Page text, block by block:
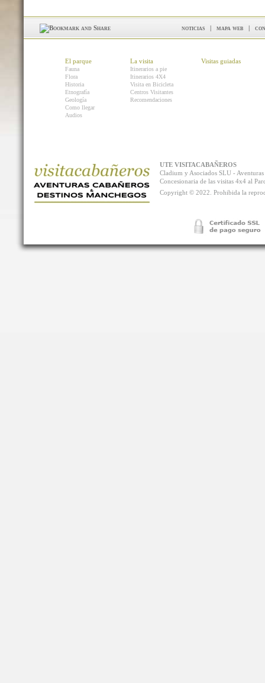
noticias | mapa web |
El parque
Fauna
Flora
Historia
Etnografía
Geología
Como llegar
Audios
La visita
Itinerarios a pie
Itinerarios 4X4
Visita en Bicicleta
Centros Visitantes
Recomendaciones
Visitas guiadas
UTE VISITACABAÑEROS
Cladium y Asociados SLU -
Concesionaria de las visitas 4x4 al
Copyright © 2022. Prohibida la